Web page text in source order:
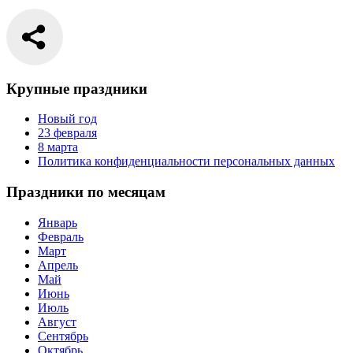
Крупные праздники
Новый год
23 февраля
8 марта
Политика конфиденциальности персональных данных
Праздники по месяцам
Январь
Февраль
Март
Апрель
Май
Июнь
Июль
Август
Сентябрь
Октябрь